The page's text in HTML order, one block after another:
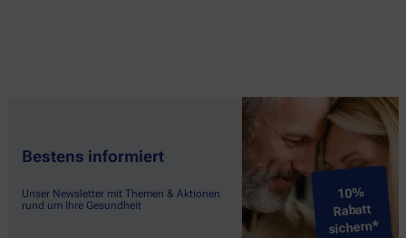
Bestens informiert
Unser Newsletter mit Themen & Aktionen
rund um Ihre Gesundheit
10%
Rabatt
sichern*